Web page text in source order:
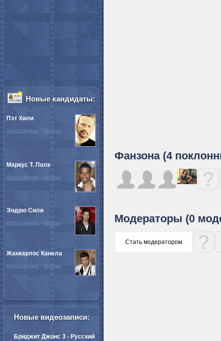
Фанзона (4
?
Модераторы (0
Стать модератором ?
Новые кандидаты:
Пэт Хили
Иностранные / Актёры
Маркус Т. Полк
Иностранные / Актёры
Эндрю Сили
Иностранные / Актёры
Жанкарлос Канела
Иностранные / Актёры
Новые видеозаписи:
Бриджит Джонс 3 - Русский